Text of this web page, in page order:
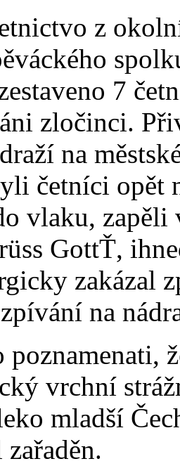
z
7
zločinci.
na
četníci opět
vlaku, zapěli
GottŤ,
zakázal
na
poznamenati,
vrchní
mladší